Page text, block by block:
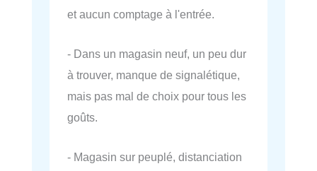
et aucun comptage à l'entrée.
- Dans un magasin neuf, un peu dur
à trouver, manque de signalétique,
mais pas mal de choix pour tous les
goûts.
- Magasin sur peuplé, distanciation